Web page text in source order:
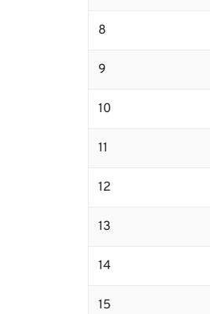
8
9
10
11
12
13
14
15